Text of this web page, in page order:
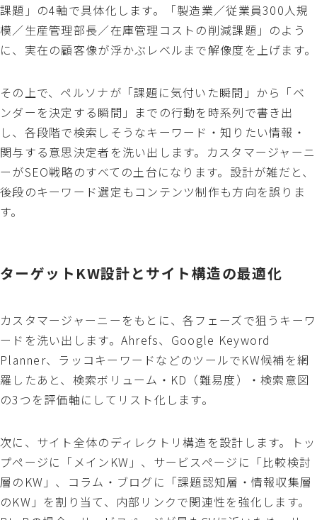
課題」の4軸で具体化します。「製造業／従業員300人規
模／生産管理部長／在庫管理コストの削減課題」のよう
に、実在の顧客像が浮かぶレベルまで解像度を上げます。
その上で、ペルソナが「課題に気付いた瞬間」から「ベ
ンダーを決定する瞬間」までの行動を時系列で書き出
し、各段階で検索しそうなキーワード・知りたい情報・
関与する意思決定者を洗い出します。カスタマージャーニ
ーがSEO戦略のすべての土台になります。設計が雑だと、
後段のキーワード選定もコンテンツ制作も方向を誤りま
す。
ターゲットKW設計とサイト構造の最適化
カスタマージャーニーをもとに、各フェーズで狙うキーワ
ードを洗い出します。Ahrefs、Google Keyword
Planner、ラッコキーワードなどのツールでKW候補を網
羅したあと、検索ボリューム・KD（難易度）・検索意図
の3つを評価軸にしてリスト化します。
次に、サイト全体のディレクトリ構造を設計します。トッ
プページに「メインKW」、サービスページに「比較検討
層のKW」、コラム・ブログに「課題認知層・情報収集層
のKW」を割り当て、内部リンクで関連性を強化します。